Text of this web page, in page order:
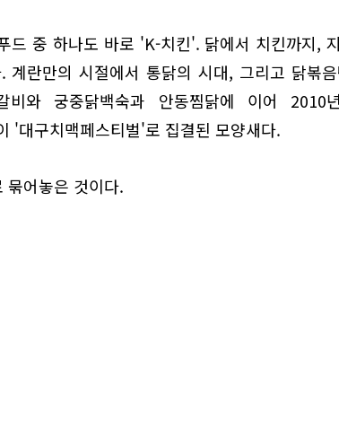
드 중 하나도 바로 'K-치킨'. 닭에서 치킨까지,
란만의 시절에서 통닭의 시대, 그리고 닭볶
와 궁중닭백숙과 안동찜닭에 이어 2010
'대구치맥페스티벌'로 집결된 모양새다.
묶어놓은 것이다.